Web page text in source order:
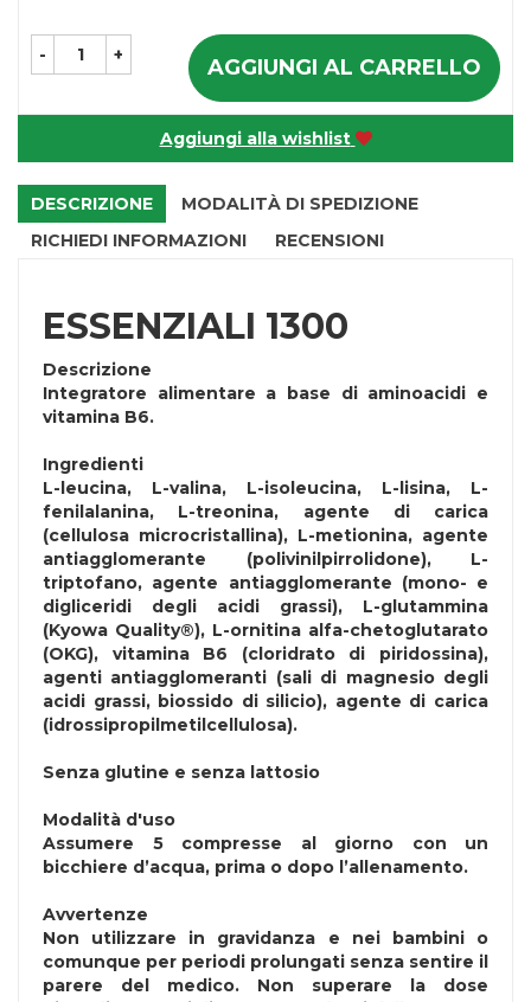
- + AGGIUNGI AL CARRELLO
Aggiungi alla wishlist
DESCRIZIONE
MODALITÀ DI SPEDIZIONE
RICHIEDI INFORMAZIONI
RECENSIONI
ESSENZIALI 1300
Descrizione
Integratore alimentare a base di aminoacidi e
vitamina B6.
Ingredienti
L-leucina, L-valina, L-isoleucina, L-lisina, L-
fenilalanina, L-treonina, agente di carica
(cellulosa microcristallina), L-metionina, agente
antiagglomerante (polivinilpirrolidone), L-
triptofano, agente antiagglomerante (mono- e
digliceridi degli acidi grassi), L-glutammina
(Kyowa Quality®), L-ornitina alfa-chetoglutarato
(OKG), vitamina B6 (cloridrato di piridossina),
agenti antiagglomeranti (sali di magnesio degli
acidi grassi, biossido di silicio), agente di carica
(idrossipropilmetilcellulosa).
Senza glutine e senza lattosio
Modalità d'uso
Assumere 5 compresse al giorno con un
bicchiere d’acqua, prima o dopo l’allenamento.
Avvertenze
Non utilizzare in gravidanza e nei bambini o
comunque per periodi prolungati senza sentire il
parere del medico. Non superare la dose